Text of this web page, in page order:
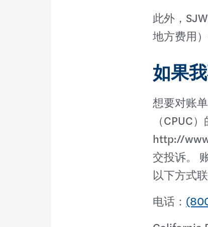
此外，
地方费用）
如果
想要对账
（CPUC
http://
交投诉。
以下方式
电话：